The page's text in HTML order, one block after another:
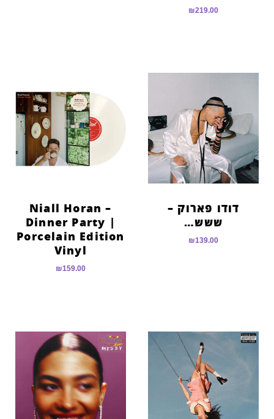
₪219.00
דודו פארוק –
ששש…
₪139.00
Niall Horan –
Dinner Party |
Porcelain Edition
Vinyl
₪159.00